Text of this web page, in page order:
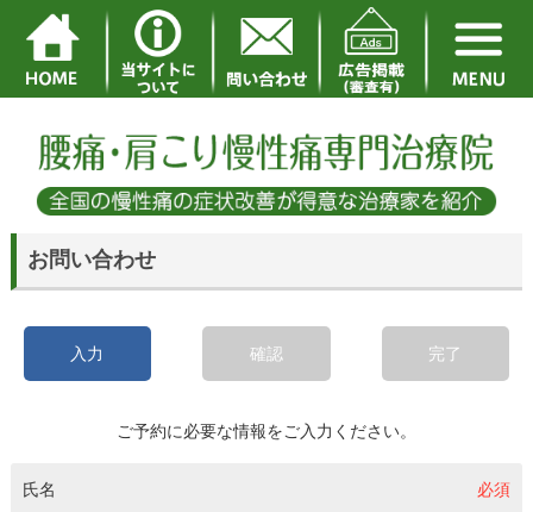
お問い合わせ
入力 確認 完了
ご予約に必要な情報をご入力ください。
氏名 必須